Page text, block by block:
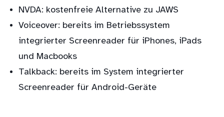
NVDA: kostenfreie Alternative zu JAWS
Voiceover: bereits im Betriebssystem
integrierter Screenreader für iPhones, iPads
und Macbooks
Talkback: bereits im System integrierter
Screenreader für Android-Geräte